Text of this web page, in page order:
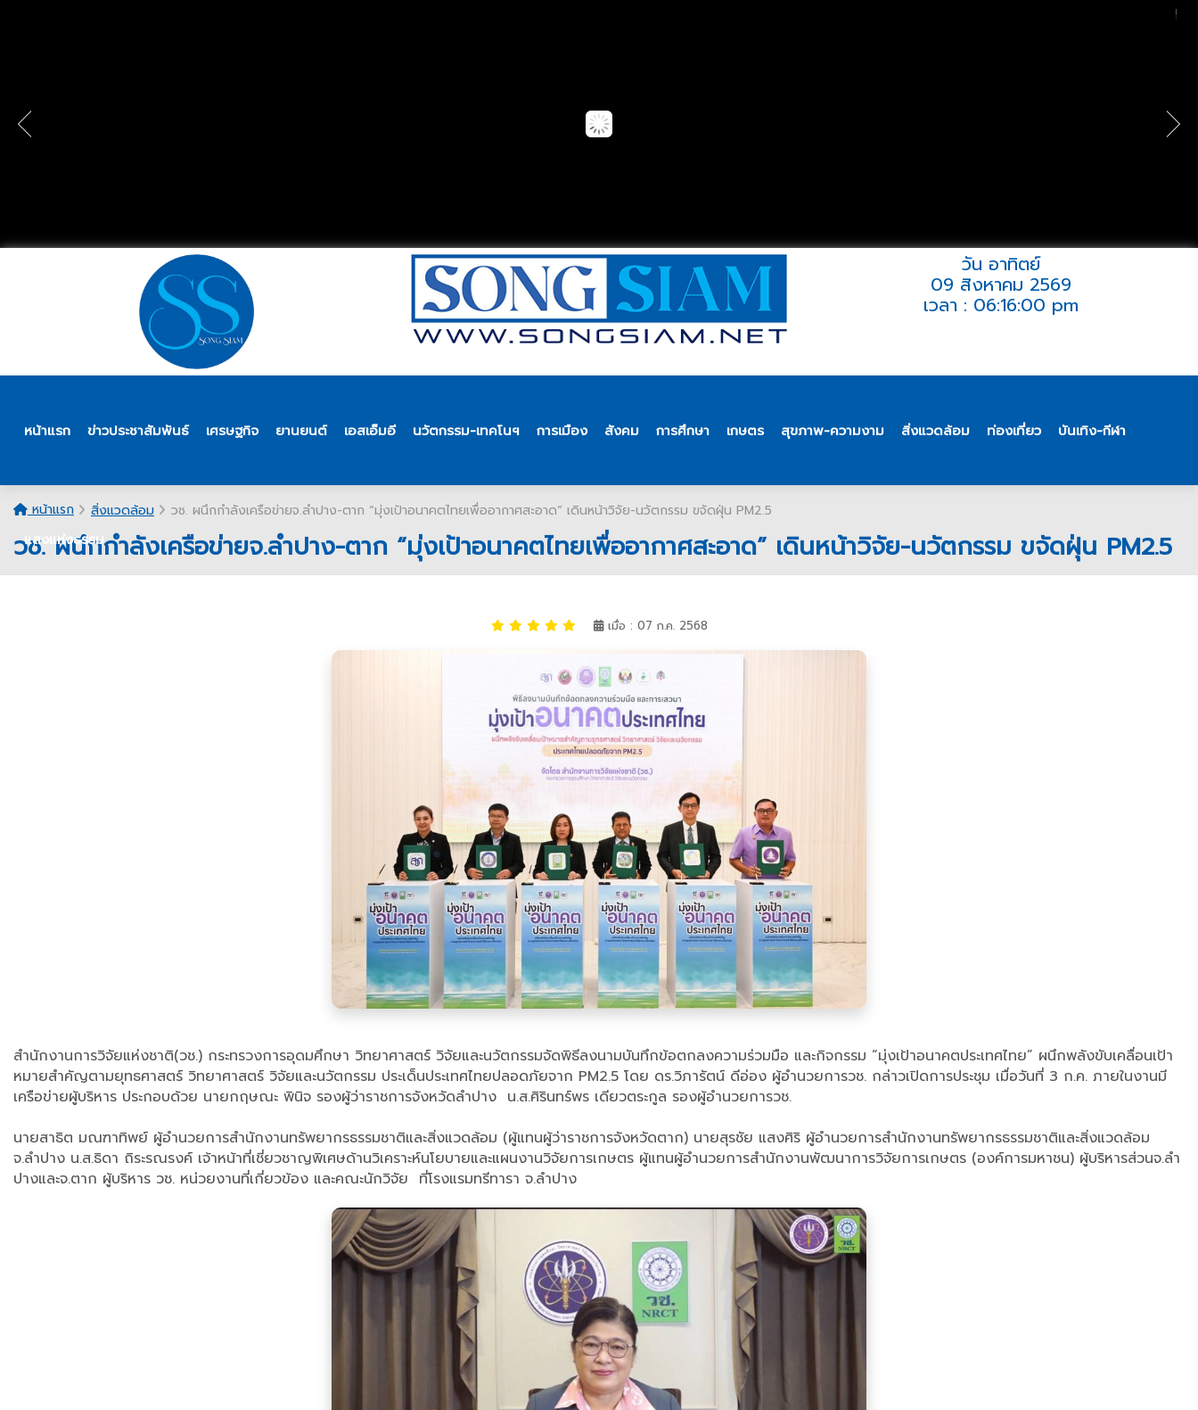
วัน อาทิตย์
09 สิงหาคม 2569
เวลา : 06:16:00 pm
หน้าแรก ข่าวประชาสัมพันธ์ เศรษฐกิจ ยานยนต์ เอสเอ็มอี นวัตกรรม-เทคโนฯ การเมือง สังคม การศึกษา เกษตร สุขภาพ-ความงาม สิ่งแวดล้อม ท่องเที่ยว บันเทิง-กีฬา
แสงแห่งธรรม
หน้าแรก สิ่งแวดล้อม วช. ผนึกกำลังเครือข่ายจ.ลำปาง-ตาก “มุ่งเป้าอนาคตไทยเพื่ออากาศสะอาด” เดินหน้าวิจัย-นวัตกรรม ขจัดฝุ่น PM2.5
วช. ผนึกกำลังเครือข่ายจ.ลำปาง-ตาก “มุ่งเป้าอนาคตไทยเพื่ออากาศสะอาด” เดินหน้าวิจัย-นวัตกรรม ขจัดฝุ่น PM2.5
เมื่อ : 07 ก.ค. 2568
สำนักงานการวิจัยแห่งชาติ(วช.) กระทรวงการอุดมศึกษา วิทยาศาสตร์ วิจัยและนวัตกรรมจัดพิธีลงนามบันทึกข้อตกลงความร่วมมือ และกิจกรรม “มุ่งเป้าอนาคตประเทศไทย” ผนึกพลังขับเคลื่อนเป้า
หมายสำคัญตามยุทธศาสตร์ วิทยาศาสตร์ วิจัยและนวัตกรรม ประเด็นประเทศไทยปลอดภัยจาก PM2.5 โดย ดร.วิภารัตน์ ดีอ่อง ผู้อำนวยการวช. กล่าวเปิดการประชุม เมื่อวันที่ 3 ก.ค. ภายในงานมี
เครือข่ายผู้บริหาร ประกอบด้วย นายกฤษณะ พินิจ รองผู้ว่าราชการจังหวัดลำปาง น.ส.ศิรินทร์พร เดียวตระกูล รองผู้อำนวยการวช.
นายสาธิต มณฑาทิพย์ ผู้อำนวยการสำนักงานทรัพยากรธรรมชาติและสิ่งแวดล้อม (ผู้แทนผู้ว่าราชการจังหวัดตาก) นายสุรชัย แสงศิริ ผู้อำนวยการสำนักงานทรัพยากรธรรมชาติและสิ่งแวดล้อม
จ.ลำปาง น.ส.ธิดา ถิระรณรงค์ เจ้าหน้าที่เชี่ยวชาญพิเศษด้านวิเคราะห์นโยบายและแผนงานวิจัยการเกษตร ผู้แทนผู้อำนวยการสำนักงานพัฒนาการวิจัยการเกษตร (องค์การมหาชน) ผู้บริหารส่วนจ.ลำ
ปางและจ.ตาก ผู้บริหาร วช. หน่วยงานที่เกี่ยวข้อง และคณะนักวิจัย ที่โรงแรมทรีทารา จ.ลำปาง